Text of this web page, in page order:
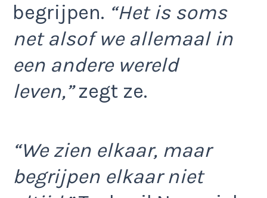
begrijpen. “Het is soms
net alsof we allemaal in
een andere wereld
leven,”zegt ze.
“We zien elkaar, maar
begrijpen elkaar niet